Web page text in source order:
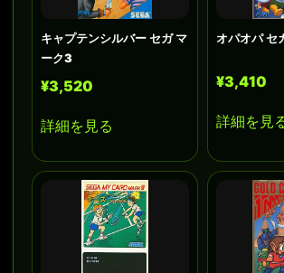
キャプテンシルバー セガ マ
ーク3
¥3,520
詳細を見る
オパオパ セ
¥3,410
詳細を見